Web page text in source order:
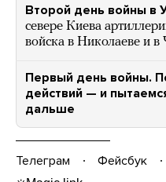
Второй день войны в
севере Киева
войска в Николаеве и в
Первый день войны.
действий — и
дальше
Телеграм Фейсбук